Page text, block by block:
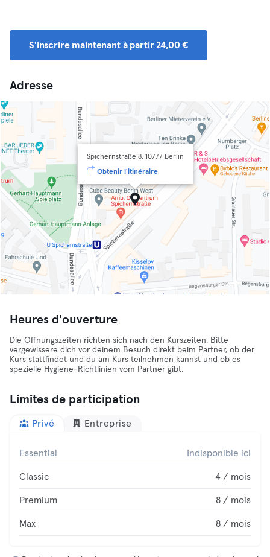
S'inscrire maintenant à partir 24,00 €
Adresse
Spichernstraße 8, 10777 Berlin
Obtenir l'itinéraire
Heures d'ouverture
Die Öffnungszeiten richten sich nach den Kurszeiten. Bitte
vergewissere dich vor deinem Besuch direkt beim Partner, ob der
Kurs stattfindet und du am Kurs teilnehmen kannst und ob es
spezielle Hygiene-Richtlinien vom Partner gibt.
Limites de participation
Privé Entreprise
Essential Indisponible ici
Classic 4 / mois
Premium 8 / mois
Max 8 / mois